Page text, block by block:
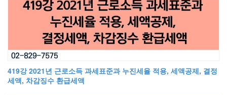
419강 2021년 근로소득 과세표준과 누진세율 적용, 세액공제, 결정
세액, 차감징수 환급세액